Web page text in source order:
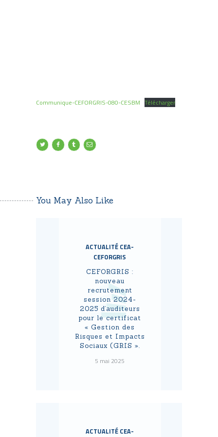
Communique-CEFORGRIS-080-CESBM Télécharger
You May Also Like
ACTUALITÉ CEA-
CEFORGRIS
CEFORGRIS :
nouveau
recrutement
session 2024-
2025 d’auditeurs
pour le certificat
« Gestion des
Risques et Impacts
Sociaux (GRIS ».
5 mai 2025
ACTUALITÉ CEA-